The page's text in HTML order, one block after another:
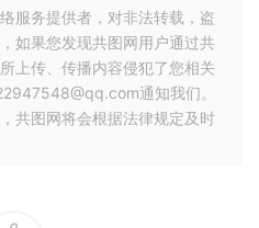
服务提供者，对非法转载，盗
如果您发现共图网用户通过共
上传、传播内容侵犯了您相关
通知我们。
共图网将会根据法律规定及时